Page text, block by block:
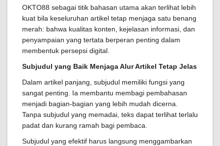
OKTO88 sebagai titik bahasan utama akan terlihat lebih
kuat bila keseluruhan artikel tetap menjaga satu benang
merah: bahwa kualitas konten, kejelasan informasi, dan
penyampaian yang tertata berperan penting dalam
membentuk persepsi digital.
Subjudul yang Baik Menjaga Alur Artikel Tetap Jelas
Dalam artikel panjang, subjudul memiliki fungsi yang
sangat penting. Ia membantu membagi pembahasan
menjadi bagian-bagian yang lebih mudah dicerna.
Tanpa subjudul yang memadai, teks dapat terlihat terlalu
padat dan kurang ramah bagi pembaca.
Subjudul yang efektif harus langsung menggambarkan